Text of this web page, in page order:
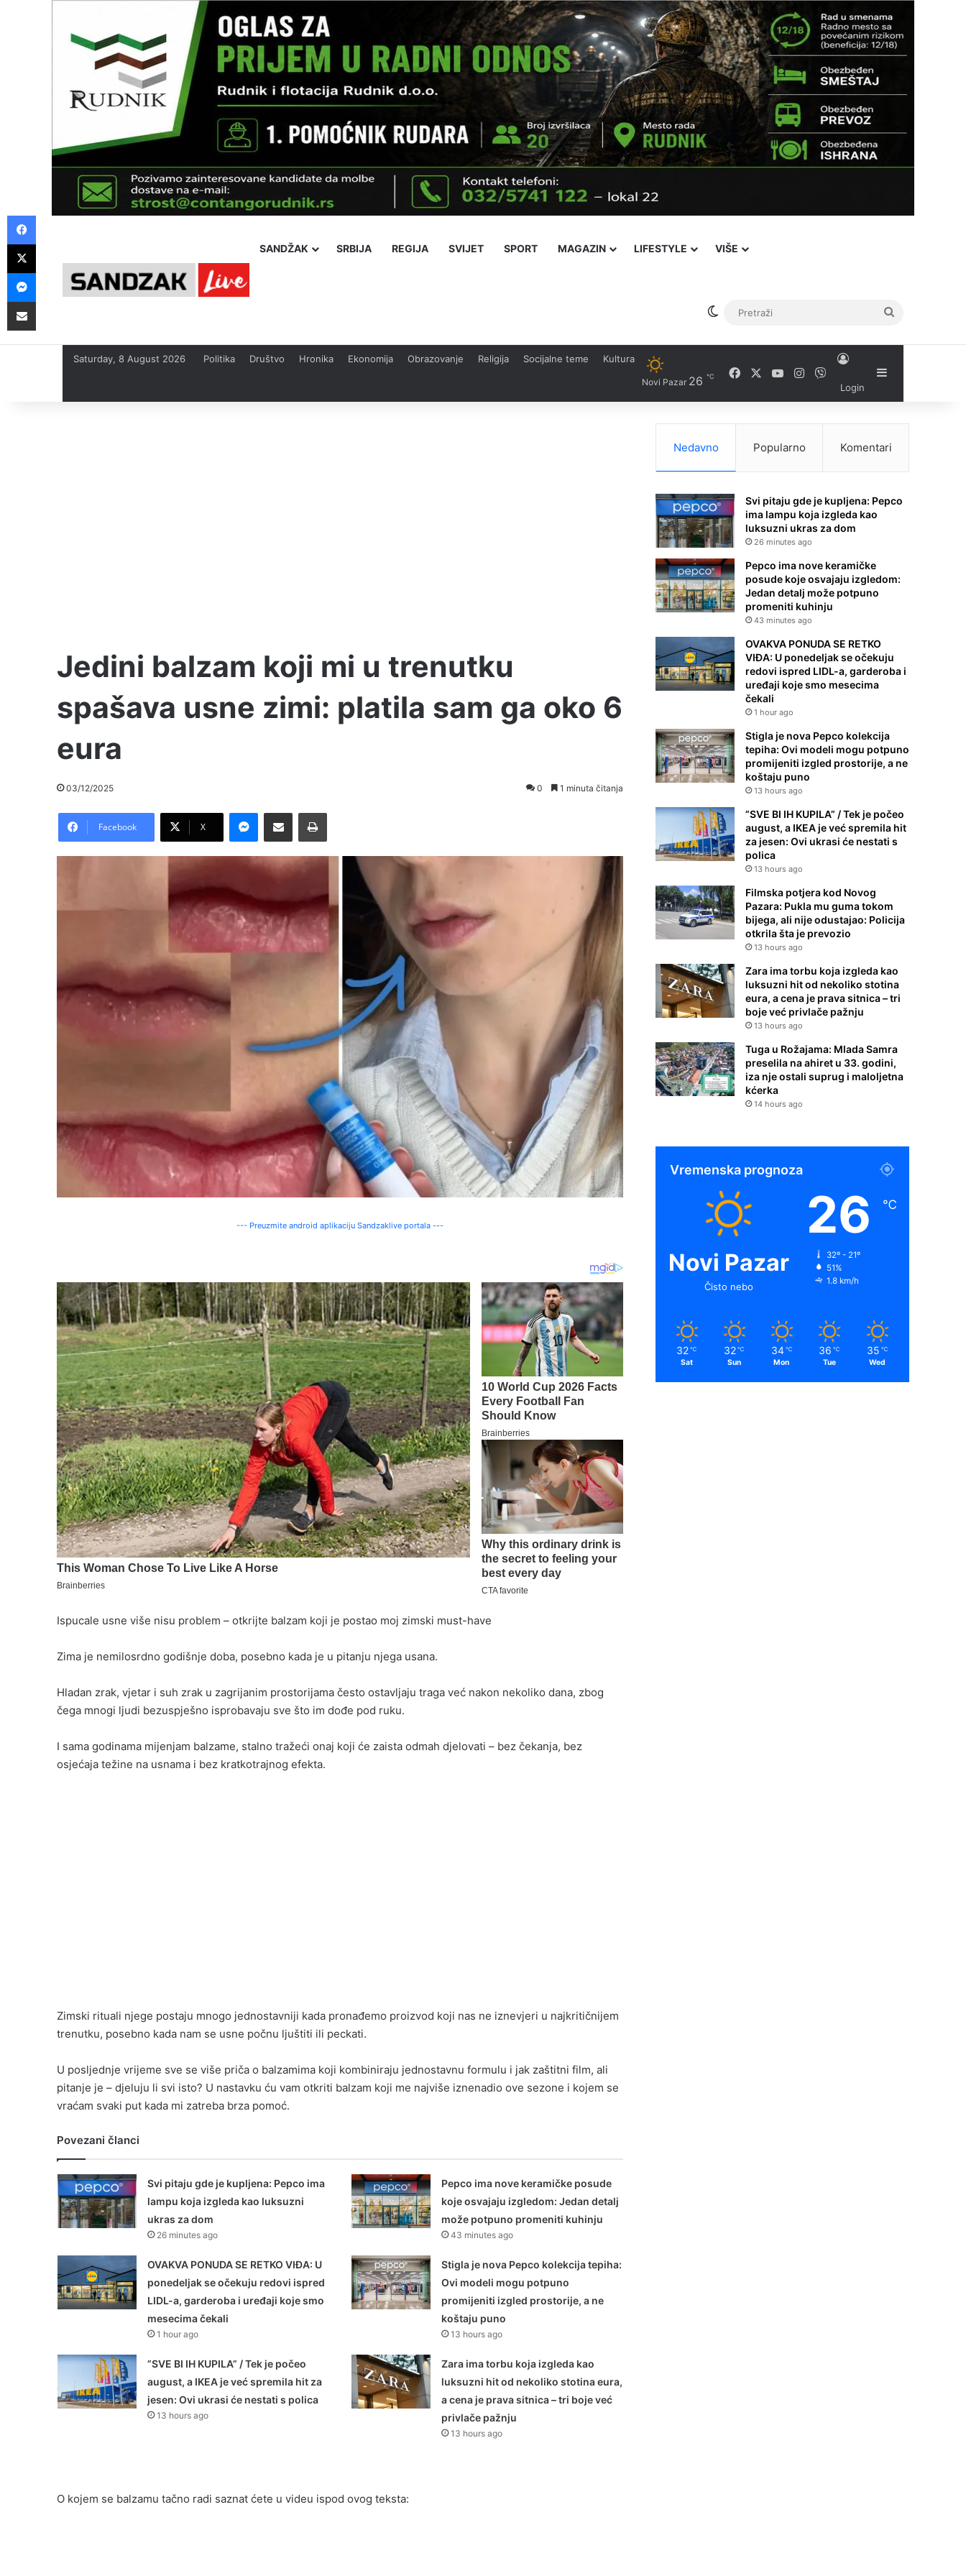
SANDŽAK SRBIJA REGIJA SVIJET SPORT MAGAZIN LIFESTYLE VIŠE
Switch skin
Saturday, 8 August 2026 Politika Društvo Hronika Ekonomija Obrazovanje Religija Socijalne teme Kultura
Novi Pazar 26 ℃ FacebookYouTubeInstagram
Viber
Login
Sidebar
Jedini balzam koji mi u trenutku
spašava usne zimi: platila sam ga oko 6
eura
03/12/2025 0 1 minuta čitanja
Facebook X
Messenger
Pošalji preko E-Maila Printaj
--- Preuzmite android aplikaciju Sandzaklive portala ---
Ispucale usne više nisu problem – otkrijte balzam koji je postao moj zimski must-have
Zima je nemilosrdno godišnje doba, posebno kada je u pitanju njega usana.
Hladan zrak, vjetar i suh zrak u zagrijanim prostorijama često ostavljaju traga već nakon nekoliko dana, zbog
čega mnogi ljudi bezuspješno isprobavaju sve što im dođe pod ruku.
I sama godinama mijenjam balzame, stalno tražeći onaj koji će zaista odmah djelovati – bez čekanja, bez
osjećaja težine na usnama i bez kratkotrajnog efekta.
Zimski rituali njege postaju mnogo jednostavniji kada pronađemo proizvod koji nas ne iznevjeri u najkritičnijem
trenutku, posebno kada nam se usne počnu ljuštiti ili peckati.
U posljednje vrijeme sve se više priča o balzamima koji kombiniraju jednostavnu formulu i jak zaštitni film, ali
pitanje je – djeluju li svi isto? U nastavku ću vam otkriti balzam koji me najviše iznenadio ove sezone i kojem se
vraćam svaki put kada mi zatreba brza pomoć.
Povezani članci
Svi pitaju gde je kupljena: Pepco ima
lampu koja izgleda kao luksuzni
ukras za dom
26 minutes ago
Pepco ima nove keramičke posude
koje osvajaju izgledom: Jedan detalj
može potpuno promeniti kuhinju
43 minutes ago
OVAKVA PONUDA SE RETKO VIĐA: U
ponedeljak se očekuju redovi ispred
LIDL-a, garderoba i uređaji koje smo
mesecima čekali
1 hour ago
Stigla je nova Pepco kolekcija tepiha:
Ovi modeli mogu potpuno
promijeniti izgled prostorije, a ne
koštaju puno
13 hours ago
”SVE BI IH KUPILA” / Tek je počeo
august, a IKEA je već spremila hit za
jesen: Ovi ukrasi će nestati s polica
13 hours ago
Zara ima torbu koja izgleda kao
luksuzni hit od nekoliko stotina eura,
a cena je prava sitnica – tri boje već
privlače pažnju
13 hours ago
O kojem se balzamu tačno radi saznat ćete u videu ispod ovog teksta:
Nedavno Popularno Komentari
Svi pitaju gde je kupljena: Pepco
ima lampu koja izgleda kao
luksuzni ukras za dom
26 minutes ago
Pepco ima nove keramičke
posude koje osvajaju izgledom:
Jedan detalj može potpuno
promeniti kuhinju
43 minutes ago
OVAKVA PONUDA SE RETKO
VIĐA: U ponedeljak se očekuju
redovi ispred LIDL-a, garderoba i
uređaji koje smo mesecima
čekali
1 hour ago
Stigla je nova Pepco kolekcija
tepiha: Ovi modeli mogu potpuno
promijeniti izgled prostorije, a ne
koštaju puno
13 hours ago
”SVE BI IH KUPILA” / Tek je počeo
august, a IKEA je već spremila hit
za jesen: Ovi ukrasi će nestati s
polica
13 hours ago
Filmska potjera kod Novog
Pazara: Pukla mu guma tokom
bijega, ali nije odustajao: Policija
otkrila šta je prevozio
13 hours ago
Zara ima torbu koja izgleda kao
luksuzni hit od nekoliko stotina
eura, a cena je prava sitnica – tri
boje već privlače pažnju
13 hours ago
Tuga u Rožajama: Mlada Samra
preselila na ahiret u 33. godini,
iza nje ostali suprug i maloljetna
kćerka
14 hours ago
Vremenska prognoza
Novi Pazar
Čisto nebo
26 ℃
32º - 21º
51%
1.8 km/h
32 ℃
Sat
32 ℃
Sun
34 ℃
Mon
36 ℃
Tue
35 ℃
Wed
Facebook
X
Messenger
Pošalji preko E-Maila